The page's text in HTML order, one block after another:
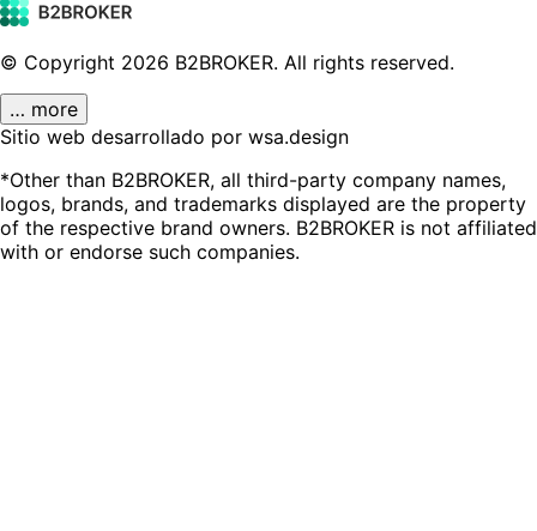
© Copyright 2026 B2BROKER. All rights reserved.
… more
Sitio web desarrollado por wsa.design
*Other than B2BROKER, all third-party company names,
logos, brands, and trademarks displayed are the property
of the respective brand owners. B2BROKER is not affiliated
with or endorse such companies.